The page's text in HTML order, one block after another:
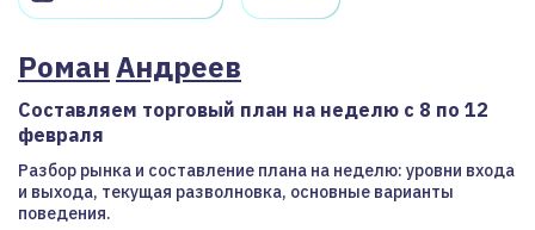
РоманАндреев
Составляем торговый план на неделю с 8 по 12
февраля
Разбор рынка и составление плана на неделю: уровни входа
и выхода, текущая разволновка, основные варианты
поведения.